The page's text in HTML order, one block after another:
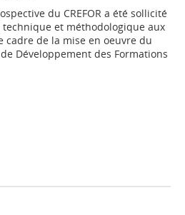
du CREFOR a été sollicité
et méthodologique aux
cadre de la mise en oeuvre du
Développement des Formations